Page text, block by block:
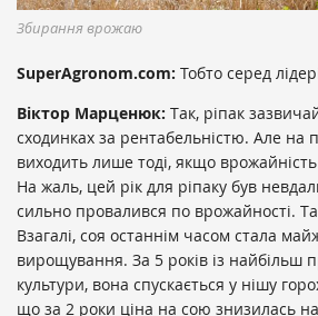
Збирання врожаю
SuperAgronom.com: Тобто серед
Віктор Марценюк: Так, ріпак
сходинках за рентабельністю. Але на
виходить лише тоді, якщо
На жаль, цей рік для ріпаку був
сильно провалився по врожайності.
Взагалі, соя останнім часом стала
вирощування. За 5 років із найбільш
культури, вона спускається у нішу
що за 2 роки ціна на сою знизилась